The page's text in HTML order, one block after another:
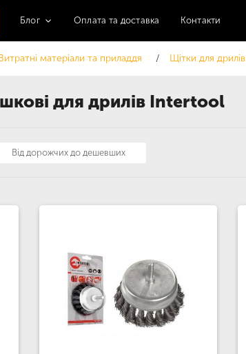
для дрилів Intertool
Блог Оплата та доставка Контакти
матеріали та приладдя Щітки для дрилів
Від дорожчих до дешевших